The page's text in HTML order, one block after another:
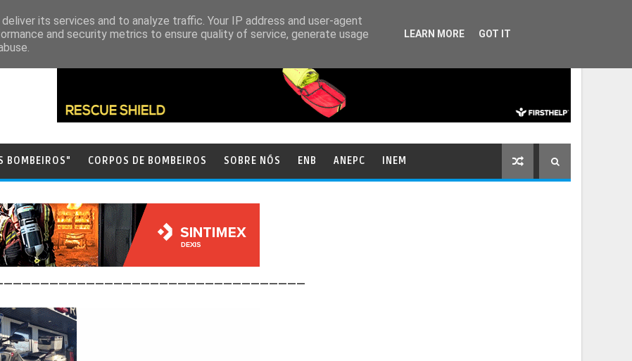
BOMBEIROS" CORPOS DE BOMBEIROS SOBRE NÓS ENB ANEPC INEM
its services and to analyze traffic. Your IP address and user-agent
and security metrics to ensure quality of service, generate usage
LEARN MORE GOT IT